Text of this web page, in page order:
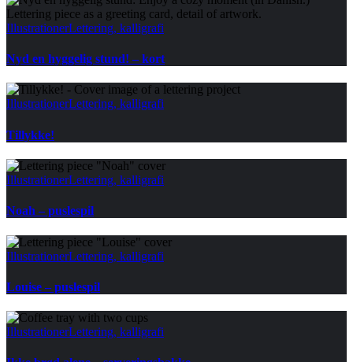
IllustrationerLettering, kalligrafi
Nyd en hyggelig stund! – kort
IllustrationerLettering, kalligrafi
Tillykke!
IllustrationerLettering, kalligrafi
Noah – puslespil
IllustrationerLettering, kalligrafi
Louise – puslespil
IllustrationerLettering, kalligrafi